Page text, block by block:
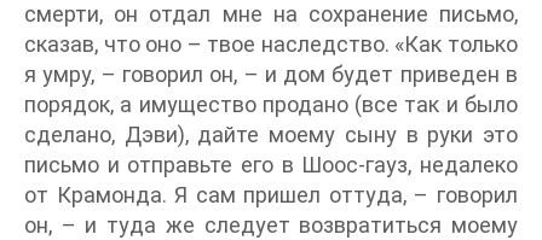
смерти, он отдал мне на сохранение письмо,
сказав, что оно – твое наследство. «Как только
я умру, – говорил он, – и дом будет приведен в
порядок, а имущество продано (все так и было
сделано, Дэви), дайте моему сыну в руки это
письмо и отправьте его в Шоос-гауз, недалеко
от Крамонда. Я сам пришел оттуда, – говорил
он, – и туда же следует возвратиться моему